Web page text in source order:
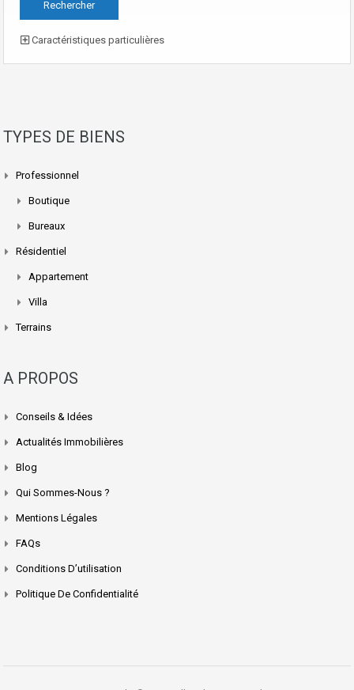
Caractéristiques particulières
TYPES DE BIENS
Professionnel
Boutique
Bureaux
Résidentiel
Appartement
Villa
Terrains
A PROPOS
Conseils & Idées
Actualités Immobilières
Blog
Qui Sommes-Nous ?
Mentions Légales
FAQs
Conditions D’utilisation
Politique De Confidentialité